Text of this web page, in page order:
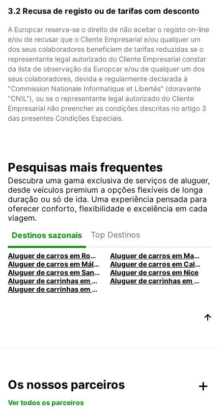
3.2 Recusa de registo ou de tarifas com desconto
A Europcar reserva-se o direito de não aceitar o registo on-line
e/ou de recusar que o Cliente Empresarial e/ou qualquer um
dos seus colaboradores beneficiem de tarifas reduzidas se o
representante legal autorizado do Cliente Empresarial constar
da lista de observação da Europcar e/ou de qualquer um dos
seus colaboradores, devida e regularmente declarada à
"Commission Nationale Informatique et Libertés" (doravante
"CNIL"), ou se o representante legal autorizado do Cliente
Empresarial não preencher as condições descritas no artigo 3
das presentes Condições Especiais.
Pesquisas mais frequentes
Descubra uma gama exclusiva de serviços de aluguer,
desde veículos premium a opções flexíveis de longa
duração ou só de ida. Uma experiência pensada para
oferecer conforto, flexibilidade e excelência em cada
viagem.
Destinos sazonais
Top Destinos
Aluguer de carros em Roma
Aluguer de carros em Madrid
Aluguer de carros em Málaga
Aluguer de carros em Caldas da Rainha
Aluguer de carros em Santa Maria da Feira
Aluguer de carros em Nice
Aluguer de carrinhas em Nice
Aluguer de carrinhas em Santa Maria da Feira
Aluguer de carrinhas em Caldas da Rainha
Os nossos parceiros
Ver todos os parceiros